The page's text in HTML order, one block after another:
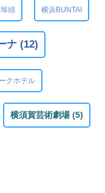
頭 横浜BUNTAI
ナ (12)
クホテル
横須賀芸術劇場 (5)